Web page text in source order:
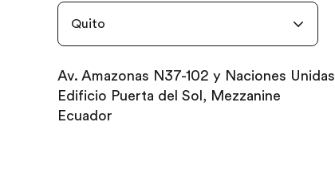
Quito
Av. Amazonas N37-102 y Naciones Unidas
Edificio Puerta del Sol, Mezzanine
Ecuador